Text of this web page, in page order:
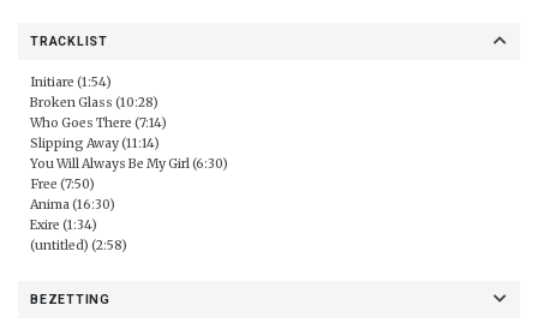
TRACKLIST
Initiare (1:54)
Broken Glass (10:28)
Who Goes There (7:14)
Slipping Away (11:14)
You Will Always Be My Girl (6:30)
Free (7:50)
Anima (16:30)
Exire (1:34)
(untitled) (2:58)
BEZETTING